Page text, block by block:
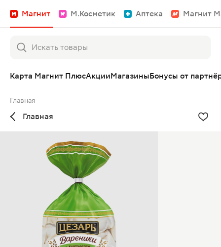
Магнит М.Косметик Аптека Магнит
Карта Магнит ПлюсАкцииМагазиныБонусы от
Главная
Главная